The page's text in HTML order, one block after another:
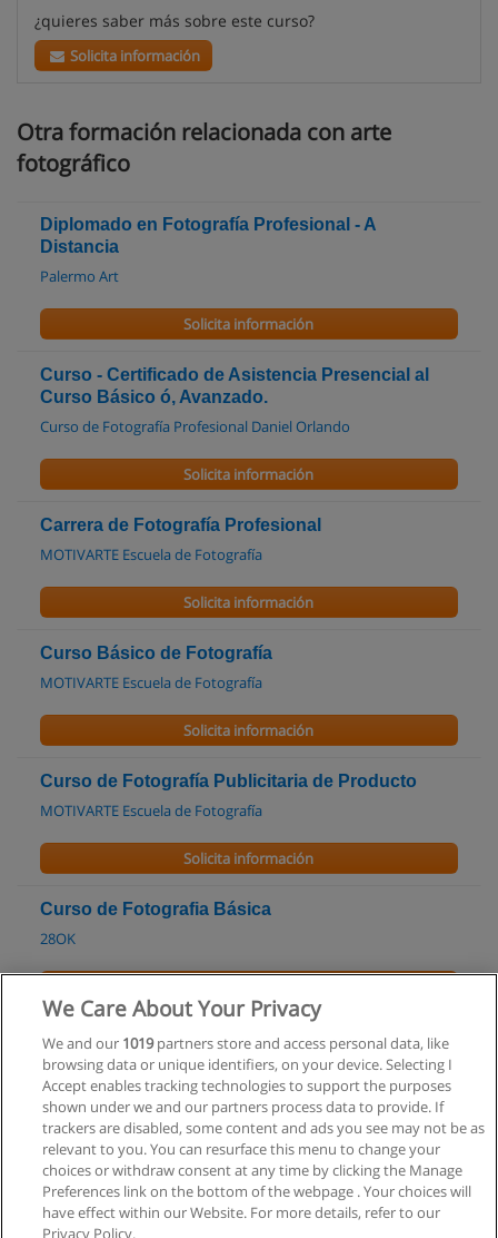
¿quieres saber más sobre este curso?
Solicita información
Otra formación relacionada con arte
fotográfico
Diplomado en Fotografía Profesional - A
Distancia
Palermo Art
Solicita información
Curso - Certificado de Asistencia Presencial al
Curso Básico ó, Avanzado.
Curso de Fotografía Profesional Daniel Orlando
Solicita información
Carrera de Fotografía Profesional
MOTIVARTE Escuela de Fotografía
Solicita información
Curso Básico de Fotografía
MOTIVARTE Escuela de Fotografía
Solicita información
Curso de Fotografía Publicitaria de Producto
MOTIVARTE Escuela de Fotografía
Solicita información
Curso de Fotografia Básica
28OK
Curso de Fotografia Publicitaria y de Producto
28OK
Solicita información
We Care About Your Privacy
We and our 1019partners store and access personal data, like
browsing data or unique identifiers, on your device. Selecting I
Accept enables tracking technologies to support the purposes
shown under we and our partners process data to provide. If
trackers are disabled, some content and ads you see may not be as
relevant to you. You can resurface this menu to change your
choices or withdraw consent at any time by clicking the Manage
Preferences link on the bottom of the webpage . Your choices will
have effect within our Website. For more details, refer to our
Privacy Policy.